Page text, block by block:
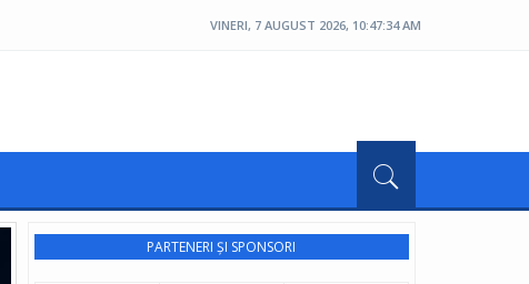
VINERI, 7 AUGUST 2026, 10:47:36 AM
PARTENERI ȘI SPONSORI